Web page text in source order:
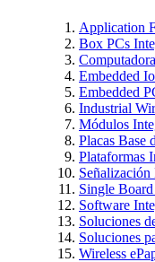
Application
Box PCs
Embedded
Embedded
Industrial
Módulos
Placas Base
Plataformas
Single
Software
Soluciones
Soluciones
Wireless